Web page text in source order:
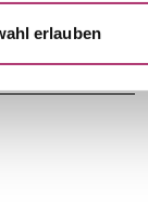
erlauben
more pieces.